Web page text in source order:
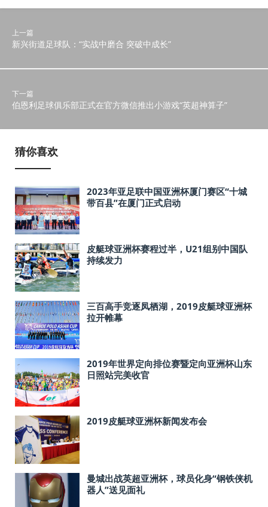
上一篇
新兴街道足球队：“实战中磨合 突破中成长”
下一篇
伯恩利足球俱乐部正式在官方微信推出小游戏“英超神算子”
猜你喜欢
2023年亚足联中国亚洲杯厦门赛区“十城
带百县”在厦门正式启动
皮艇球亚洲杯赛程过半，U21组别中国队
持续发力
三百高手竞逐凤栖湖，2019皮艇球亚洲杯
拉开帷幕
2019年世界定向排位赛暨定向亚洲杯山东
日照站完美收官
2019皮艇球亚洲杯新闻发布会
曼城出战英超亚洲杯，球员化身“钢铁侠机
器人”送见面礼